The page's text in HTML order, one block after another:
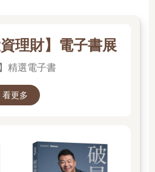
理財】電子書展
精選電子書
看更多